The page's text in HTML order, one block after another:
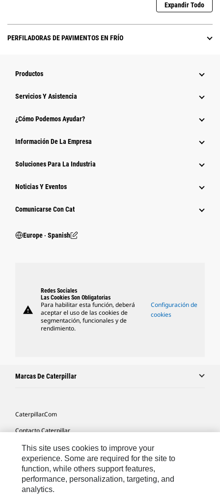
Expandir Todo
PERFILADORAS DE PAVIMENTOS EN FRÍO
Productos
Servicios Y Asistencia
¿Cómo Podemos Ayudar?
Información De La Empresa
Soluciones Para La Industria
Noticias Y Eventos
Comunicarse Con Cat
Europe ‧ Spanish
warning
Redes Sociales
Las Cookies Son Obligatorias
Para habilitar esta función, deberá
aceptar el uso de las cookies de
segmentación, funcionales y de
rendimiento.
Configuración de
cookies
Marcas De Caterpillar
Caterpillar.com
Contacto Caterpillar
Mis Preferencias De Marketing
Mapa Del Sitio
Cookie Settings
This site uses cookies to improve your
experience. Some are required for the site to
function, while others support features,
performance, personalization, targeting, and
analytics.